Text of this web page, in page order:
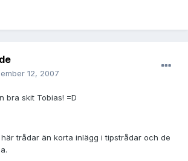
12, 2007
bra skit Tobias! =D
trådar än korta inlägg i tipstrådar och de